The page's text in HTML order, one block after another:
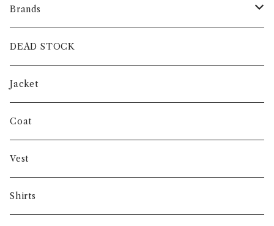
Brands
intch.
SHUREN
INVERTERE
Gambert
NORIEI
DEAD STOCK
Jacket
Coat
Vest
Shirts